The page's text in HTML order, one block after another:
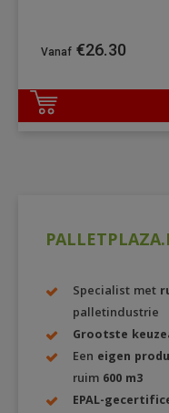
Specialist met
palletindustrie
Grootste keuze
Een eigen
ruim 600 m3
EPAL-
€26.30